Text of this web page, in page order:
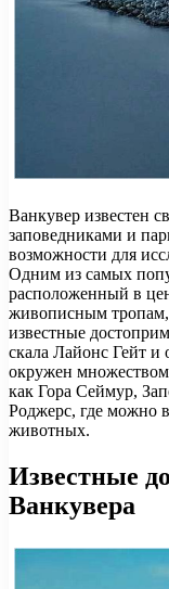
Ванкувер известен
заповедниками и
возможности для
Одним из самых
расположенный в
живописным тропам,
известные
скала Лайонс Гейт и
окружен множеством
как Гора Сеймур,
Роджерс, где можно
животных.
Известные
Ванкувера